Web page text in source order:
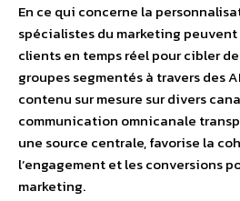
En ce qui concerne la
spécialistes du marketing
clients en temps réel pour cibler
groupes segmentés à travers des
contenu sur mesure sur divers
communication omnicanale
une source centrale, favorise la
l’engagement et les conversions
marketing.